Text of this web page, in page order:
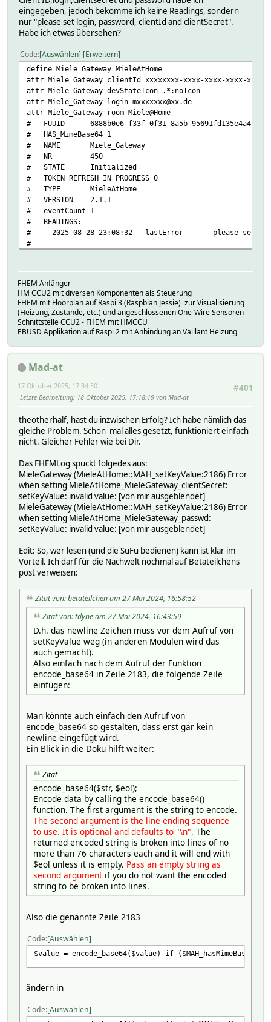
eingegeben, jedoch bekomme ich keine Readings, sondern
nur "please set login, password, clientId and clientSecret".
Habe ich etwas übersehen?
Code Auswählen Erweitern
define Miele_Gateway MieleAtHome
attr Miele_Gateway clientId xxxxxxxx-xxxx-xxxx-xxxx-
attr Miele_Gateway devStateIcon .*:noIcon
attr Miele_Gateway login mxxxxxxx@xx.de
attr Miele_Gateway room Miele@Home
# FUUID 6888b0e6-f33f-0f31-8a5b-95691fd135e4a474
# HAS_MimeBase64 1
# NAME Miele_Gateway
# NR 450
# STATE Initialized
# TOKEN_REFRESH_IN_PROGRESS 0
# TYPE MieleAtHome
# VERSION 2.1.1
# eventCount 1
# READINGS:
# 2025-08-28 23:08:32 lastError please set login,
#
FHEM Anfänger
HM CCU2 mit diversen Komponenten als Steuerung
FHEM mit Floorplan auf Raspi 3 (Raspbian Jessie) zur Visualisierung
(Heizung, Zustände, etc.) und angeschlossenen One-Wire Sensoren
Schnittstelle CCU2 - FHEM mit HMCCU
EBUSD Applikation auf Raspi 2 mit Anbindung an Vaillant Heizung
Mad-at
#401
17 Oktober 2025, 17:34:50
Letzte Bearbeitung: 18 Oktober 2025, 17:18:19 von Mad-at
theotherhalf, hast du inzwischen Erfolg? Ich habe nämlich das
gleiche Problem. Schon mal alles gesetzt, funktioniert einfach
nicht. Gleicher Fehler wie bei Dir.
Das FHEMLog spuckt folgedes aus:
MieleGateway (MieleAtHome::MAH_setKeyValue:2186) Error
when setting MieleAtHome_MieleGateway_clientSecret:
setKeyValue: invalid value: [von mir ausgeblendet]
MieleGateway (MieleAtHome::MAH_setKeyValue:2186) Error
when setting MieleAtHome_MieleGateway_passwd:
setKeyValue: invalid value: [von mir ausgeblendet]
Edit: So, wer lesen (und die SuFu bedienen) kann ist klar im
Vorteil. Ich darf für die Nachwelt nochmal auf Betateilchens
post verweisen:
Zitat von: betateilchen am 27 Mai 2024, 16:58:52
Zitat von: tdyne am 27 Mai 2024, 16:43:59
D.h. das newline Zeichen muss vor dem Aufruf von
setKeyValue weg (in anderen Modulen wird das
auch gemacht).
Also einfach nach dem Aufruf der Funktion
encode_base64 in Zeile 2183, die folgende Zeile
einfügen:
Man könnte auch einfach den Aufruf von
encode_base64 so gestalten, dass erst gar kein
newline eingefügt wird.
Ein Blick in die Doku hilft weiter:
Zitat
encode_base64($str, $eol);
Encode data by calling the encode_base64()
function. The first argument is the string to encode.
The second argument is the line-ending sequence
to use. It is optional and defaults to "\n". The
returned encoded string is broken into lines of no
more than 76 characters each and it will end with
$eol unless it is empty. Pass an empty string as
second argument if you do not want the encoded
string to be broken into lines.
Also die genannte Zeile 2183
Code Auswählen
$value = encode_base64($value) if ($MAH_hasMimeBase64);
ändern in
Code Auswählen